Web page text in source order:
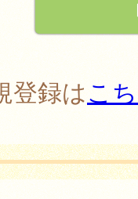
登録はこ